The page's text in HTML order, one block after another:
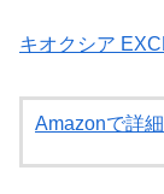
キオクシア
Amazonで詳